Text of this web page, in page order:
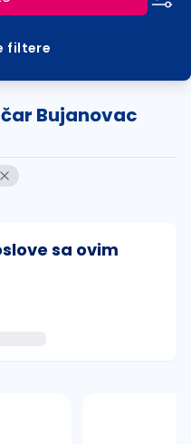
filtere
Bujanovac
sa ovim